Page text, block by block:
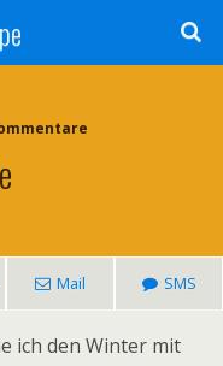
Mail SMS
ich den Winter mit